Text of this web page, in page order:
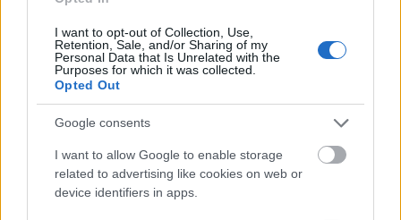
I want to opt-out of Collection, Use,
Retention, Sale, and/or Sharing of my
Personal Data that Is Unrelated with the
Purposes for which it was collected.
Opted Out
Google consents
I want to allow Google to enable storage
related to advertising like cookies on web or
device identifiers in apps.